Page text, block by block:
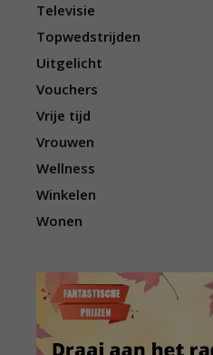
Televisie
Topwedstrijden
Uitgelicht
Vouchers
Vrije tijd
Vrouwen
Wellness
Winkelen
Wonen